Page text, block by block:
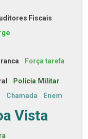
Fiscais
Força tarefa
Polícia Militar
Chamada Enem
Vista